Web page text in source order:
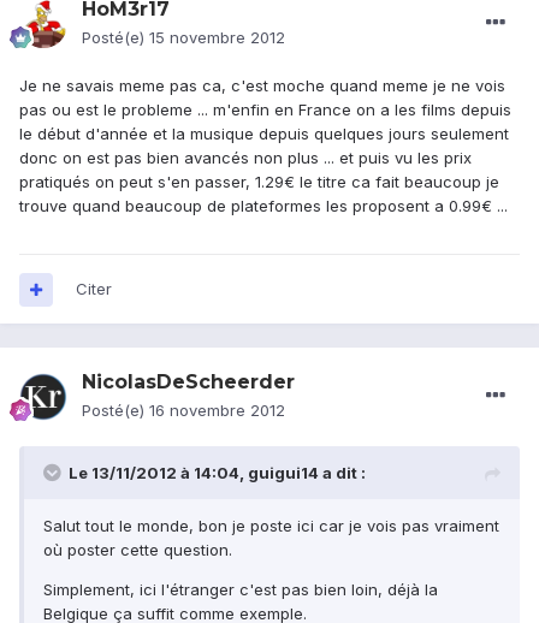
HoM3r17
Posté(e) 15 novembre 2012
Je ne savais meme pas ca, c'est moche quand meme je ne vois
pas ou est le probleme ... m'enfin en France on a les films depuis
le début d'année et la musique depuis quelques jours seulement
donc on est pas bien avancés non plus ... et puis vu les prix
pratiqués on peut s'en passer, 1.29€ le titre ca fait beaucoup je
trouve quand beaucoup de plateformes les proposent a 0.99€ ...
Citer
NicolasDeScheerder
Posté(e) 16 novembre 2012
Le 13/11/2012 à 14:04, guigui14 a dit :
Salut tout le monde, bon je poste ici car je vois pas vraiment
où poster cette question.
Simplement, ici l'étranger c'est pas bien loin, déjà la
Belgique ça suffit comme exemple.